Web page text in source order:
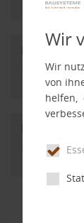
LinaWirl®
MortaColl
Wir
Wir
von
helfen,